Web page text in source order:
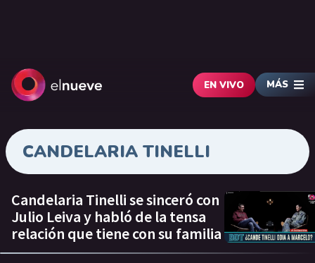
EN VIVO MÁS
CANDELARIA TINELLI
Candelaria Tinelli se sinceró con
Julio Leiva y habló de la tensa
relación que tiene con su familia